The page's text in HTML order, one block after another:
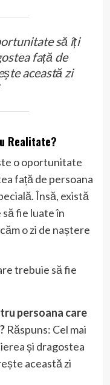
să îți
față de
această zi
Realitate?
o oportunitate
față de persoana
Însă, există
fie luate în
o zi de naștere
trebuie să fie
persoana care
Răspuns: Cel mai
și dragostea
această zi